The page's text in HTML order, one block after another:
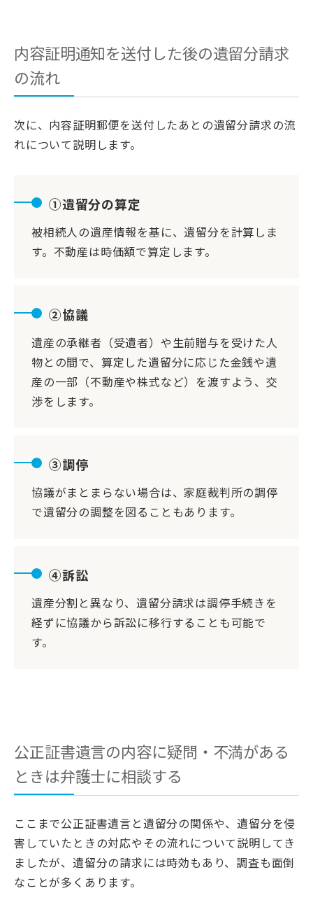
内容証明通知を送付した後の遺留分請求
の流れ
次に、内容証明郵便を送付したあとの遺留分請求の流
れについて説明します。
①遺留分の算定
被相続人の遺産情報を基に、遺留分を計算しま
す。不動産は時価額で算定します。
②協議
遺産の承継者（受遺者）や生前贈与を受けた人
物との間で、算定した遺留分に応じた金銭や遺
産の一部（不動産や株式など）を渡すよう、交
渉をします。
③調停
協議がまとまらない場合は、家庭裁判所の調停
で遺留分の調整を図ることもあります。
④訴訟
遺産分割と異なり、遺留分請求は調停手続きを
経ずに協議から訴訟に移行することも可能で
す。
公正証書遺言の内容に疑問・不満がある
ときは弁護士に相談する
ここまで公正証書遺言と遺留分の関係や、遺留分を侵
害していたときの対応やその流れについて説明してき
ましたが、遺留分の請求には時効もあり、調査も面倒
なことが多くあります。